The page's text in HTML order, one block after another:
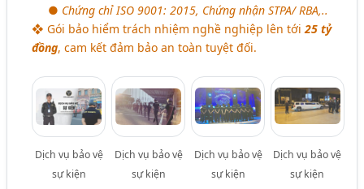
● Chứng chỉ ISO 9001: 2015, Chứng nhận STPA/ RBA,..
❖ Gói bảo hiểm trách nhiệm nghề nghiệp lên tới25 tỷ
đồng, cam kết đảm bảo an toàn tuyệt đối.
Dịch vụ bảo vệ
sự kiện
Dịch vụ bảo vệ
sự kiện
Dịch vụ bảo vệ
sự kiện
Dịch vụ bảo vệ
sự kiện